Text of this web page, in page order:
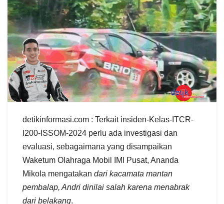
detikinformasi.com : Terkait insiden-Kelas-ITCR-
I200-ISSOM-2024 perlu ada investigasi dan
evaluasi, sebagaimana yang disampaikan
Waketum Olahraga Mobil IMI Pusat, Ananda
Mikola mengatakan dari kacamata mantan
pembalap, Andri dinilai salah karena menabrak
dari belakang.